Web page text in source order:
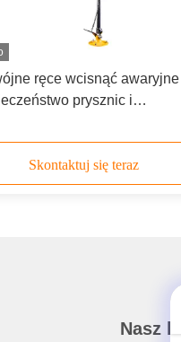
ręce wcisnąć awaryjne
prysznic i
Skontaktuj się teraz
Nasz